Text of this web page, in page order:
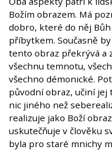
Božím obrazem. Má
dobro, které do něj
příbytkem. Současně
tento obraz překrývá a
všechnu temnotu,
všechno démonické.
původní obraz, učiní jej
nic jiného než
realizuje jako Boží
uskutečňuje v člověku
byla pro staré mnichy